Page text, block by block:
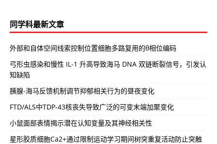
同学科最新文章
外部和自体空间线索控制位置细胞多路复用的θ相位编码
弓形虫感染和慢性 IL-1 升高导致海马 DNA 双链断裂信号，引发认
知缺陷
胰腺-海马反馈机制调节抑郁相关行为的昼夜变化
FTD/ALS中TDP-43核丧失导致广泛的可变末端加聚变化
小鼠面部表情揭示潜在认知变量及其神经相关性
星形胶质细胞Ca2+通过限制运动学习期间树突重复活动防止突触